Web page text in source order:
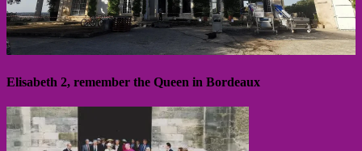
Elisabeth 2, remember the Queen in Bordeaux